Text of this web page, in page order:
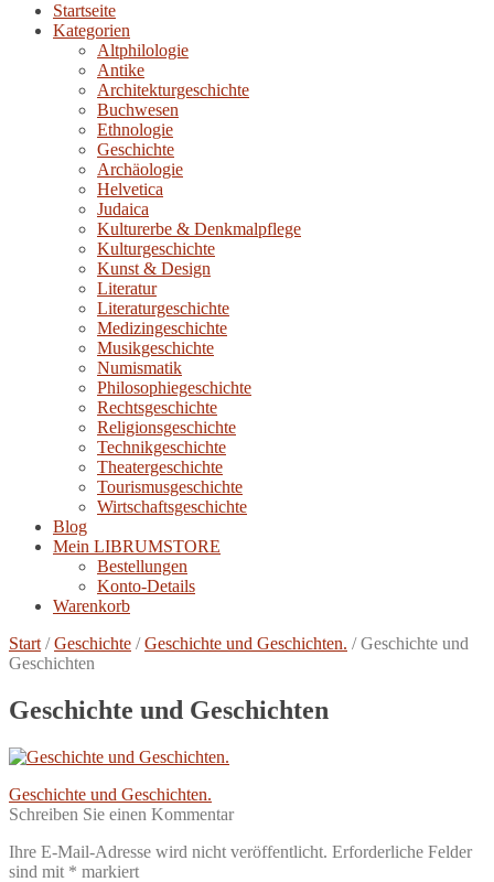
Startseite
Kategorien
Altphilologie
Antike
Architekturgeschichte
Buchwesen
Ethnologie
Geschichte
Archäologie
Helvetica
Judaica
Kulturerbe & Denkmalpflege
Kulturgeschichte
Kunst & Design
Literatur
Literaturgeschichte
Medizingeschichte
Musikgeschichte
Numismatik
Philosophiegeschichte
Rechtsgeschichte
Religionsgeschichte
Technikgeschichte
Theatergeschichte
Tourismusgeschichte
Wirtschaftsgeschichte
Blog
Mein LIBRUMSTORE
Bestellungen
Konto-Details
Warenkorb
Start /Geschichte /Geschichte und Geschichten. /Geschichte und
Geschichten
Geschichte und Geschichten
Beitragsnavigation
Vorheriger
Beitrag:
Geschichte und Geschichten.
Schreiben Sie einen Kommentar
Ihre E-Mail-Adresse wird nicht veröffentlicht. Erforderliche Felder
sind mit * markiert